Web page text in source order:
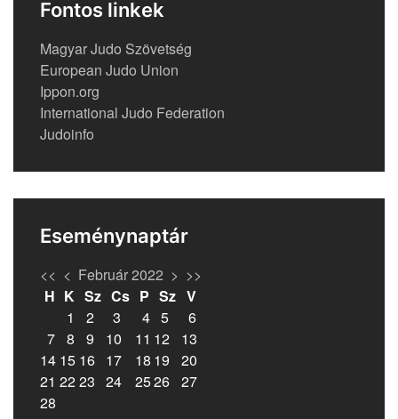
Fontos linkek
Magyar Judo Szövetség
European Judo Union
Ippon.org
International Judo Federation
Judoinfo
Eseménynaptár
<< < Február 2022 > >>
H K Sz Cs P Sz V
1
2 3 4 5
6
7 8 9 10 11 12
13
14 15 16 17 18 19
20
21 2223 24 2526 27
28